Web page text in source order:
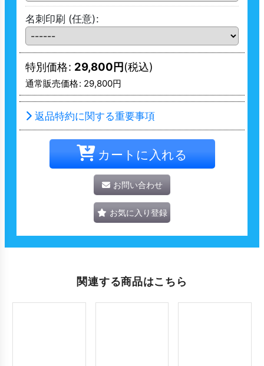
名刺印刷 (任意):
特別価格: 29,800円(税込)
通常販売価格: 29,800円
返品特約に関する重要事項
カートに入れる
お問い合わせ
お気に入り登録
関連する商品はこちら